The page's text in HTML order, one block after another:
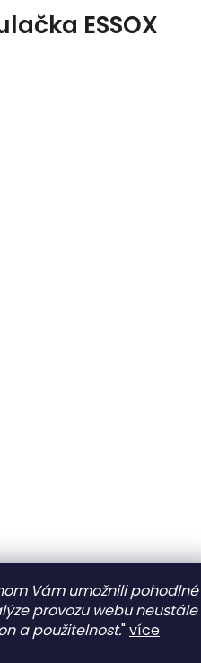
Vám umožnili pohodlné
provozu webu neustále
a použitelnost."více
ESSOX